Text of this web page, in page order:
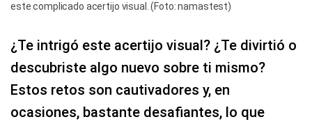
este complicado acertijo visual. (Foto: namastest)
¿Te intrigó este acertijo visual? ¿Te divirtió o
descubriste algo nuevo sobre ti mismo?
Estos retos son cautivadores y, en
ocasiones, bastante desafiantes, lo que